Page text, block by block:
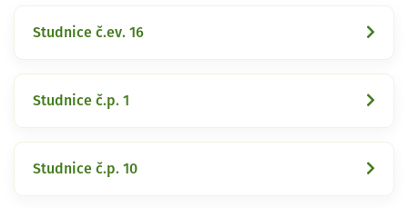
Studnice č.ev. 16
Studnice č.p. 1
Studnice č.p. 10